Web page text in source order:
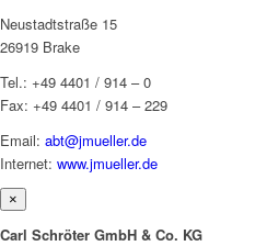
Neustadtstraße 15
26919 Brake
Tel.: +49 4401 / 914 – 0
Fax: +49 4401 / 914 – 229
Email: abt@jmueller.de
Internet: www.jmueller.de
×
Carl Schröter GmbH & Co. KG